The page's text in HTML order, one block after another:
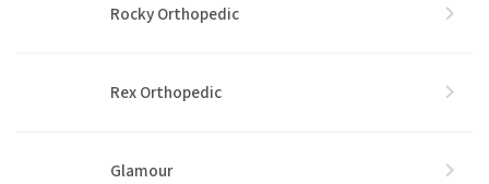
Rocky Orthopedic
Rex Orthopedic
Glamour